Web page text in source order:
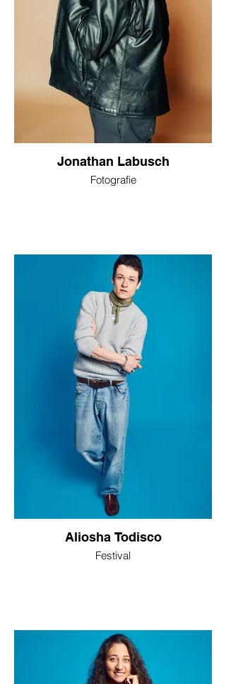
Jonathan Labusch
Fotografie
Aliosha Todisco
Festival